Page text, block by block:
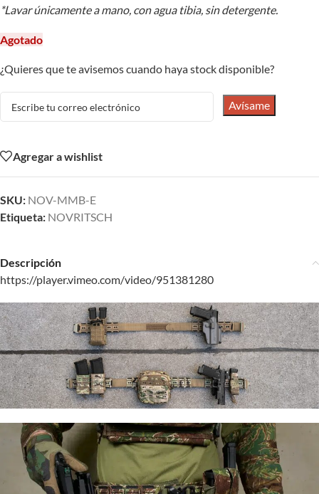
*Lavar únicamente a mano, con agua tibia, sin detergente.
Agotado
¿Quieres que te avisemos cuando haya stock disponible?
Avísame
Agregar a wishlist
SKU: NOV-MMB-E
Etiqueta: NOVRITSCH
Descripción
https://player.vimeo.com/video/951381280